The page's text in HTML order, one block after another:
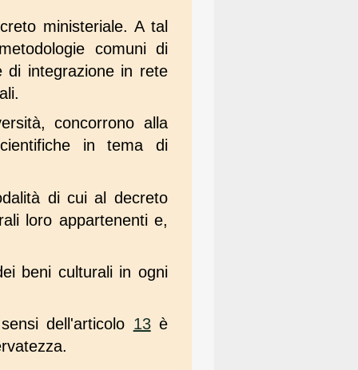
ministeriale. A tal
comuni di
di integrazione in rete
concorrono alla
in tema di
di cui al decreto
loro appartenenti e,
beni culturali in ogni
dell'articolo 13è